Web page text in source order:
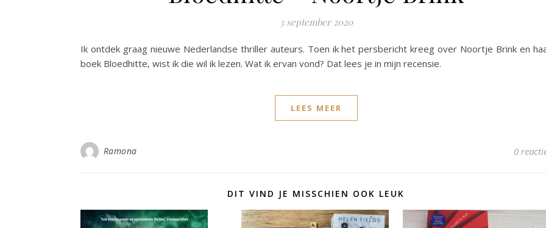
3 september 2020
Ik ontdek graag nieuwe Nederlandse thriller auteurs. Toen ik het persbericht kreeg over Noortje Brink en
boek Bloedhitte, wist ik die wil ik lezen. Wat ik ervan vond? Dat lees je in mijn recensie.
LEES MEER
Ramona 0
DIT VIND JE MISSCHIEN OOK LEUK